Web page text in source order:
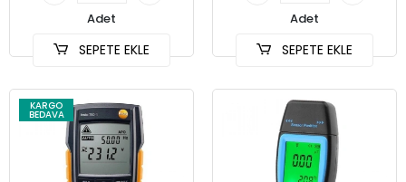
Adet
SEPETE EKLE
Adet
SEPETE EKLE
KARGO
BEDAVA